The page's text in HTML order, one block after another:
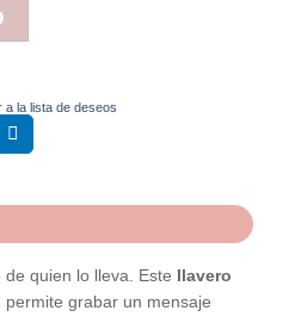
a la lista de deseos
quien lo lleva. Este llavero
permite grabar un mensaje